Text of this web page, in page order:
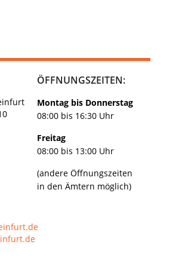
ÖFFNUNGSZEITEN:
Montag bis Donnerstag
08:00 bis 16:30 Uhr
Freitag
08:00 bis 13:00 Uhr
(andere Öffnungszeiten
in den Ämtern möglich)